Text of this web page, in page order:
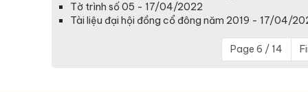
Tờ trình số 05 - 17/04/2022
Tài liệu đại hội đồng cổ đông năm 2019 - 17/04/
Page 6 / 14